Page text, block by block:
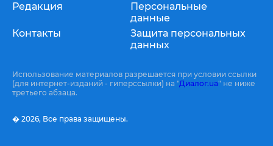
Редакция
Контакты
Персональные
данные
Защита персональных
данных
Использование материалов разрешается при условии ссылки
(для интернет-изданий - гиперссылки) на "Диалог.ua" не ниже
третьего абзаца.
� 2026, Все права защищены.